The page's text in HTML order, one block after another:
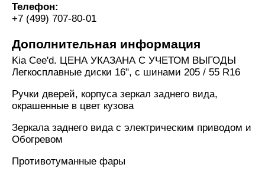
Телефон:
+7 (499) 707-80-01
Дополнительная информация
Kia Cee'd. ЦЕНА УКАЗАНА С УЧЕТОМ ВЫГОДЫ
Легкосплавные диски 16", с шинами 205 / 55 R16
Ручки дверей, корпуса зеркал заднего вида,
окрашенные в цвет кузова
Зеркала заднего вида с электрическим приводом и
Обогревом
Противотуманные фары